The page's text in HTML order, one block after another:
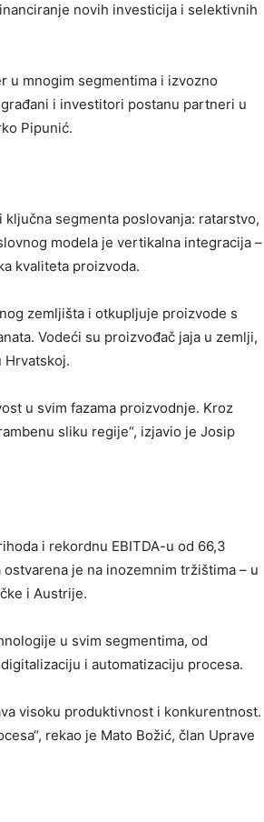
novih investicija i selektivnih
u mnogim segmentima i izvozno
i investitori postanu partneri u
Pipunić.
segmenta poslovanja: ratarstvo,
modela je vertikalna integracija –
kvaliteta proizvoda.
zemljišta i otkupljuje proizvode s
Vodeći su proizvođač jaja u zemlji,
Hrvatskoj.
u svim fazama proizvodnje. Kroz
sliku regije“, izjavio je Josip
i rekordnu EBITDA-u od 66,3
je na inozemnim tržištima – u
i Austrije.
u svim segmentima, od
i automatizaciju procesa.
visoku produktivnost i konkurentnost.
rekao je Mato Božić, član Uprave